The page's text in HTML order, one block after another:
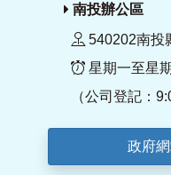
南投辦公區
540202南投
星期一至星
（公司登記：
政府